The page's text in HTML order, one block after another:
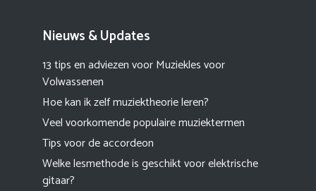
Nieuws & Updates
13 tips en adviezen voor Muziekles voor
Volwassenen
Hoe kan ik zelf muziektheorie leren?
Veel voorkomende populaire muziektermen
Tips voor de accordeon
Welke lesmethode is geschikt voor elektrische
gitaar?